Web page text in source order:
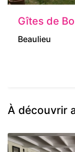
Gîtes de
Beaulieu
À découvrir